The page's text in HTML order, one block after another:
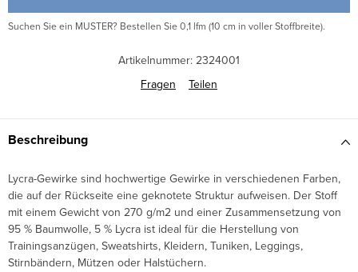
Suchen Sie ein MUSTER? Bestellen Sie 0,1 lfm (10 cm in voller Stoffbreite).
Artikelnummer: 2324001
Fragen
Teilen
Beschreibung
Lycra-Gewirke sind hochwertige Gewirke in verschiedenen Farben,
die auf der Rückseite eine geknotete Struktur aufweisen. Der Stoff
mit einem Gewicht von 270 g/m2 und einer Zusammensetzung von
95 % Baumwolle, 5 % Lycra ist ideal für die Herstellung von
Trainingsanzügen, Sweatshirts, Kleidern, Tuniken, Leggings,
Stirnbändern, Mützen oder Halstüchern.